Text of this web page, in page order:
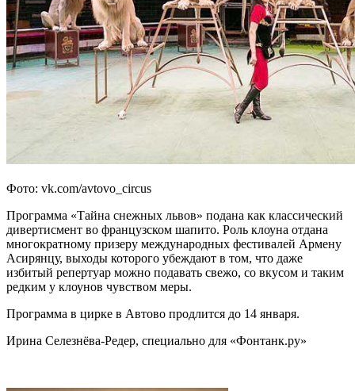
Фото: vk.com/avtovo_circus
Программа «Тайна снежных львов» подана как классический
дивертисмент во французском шапито. Роль клоуна отдана
многократному призеру международных фестивалей Армену
Асирянцу, выходы которого убеждают в том, что даже
избитый репертуар можно подавать свежо, со вкусом и таким
редким у клоунов чувством меры.
Программа в цирке в Автово продлится до 14 января.
Ирина Селезнёва-Редер, специально для «Фонтанк.ру»